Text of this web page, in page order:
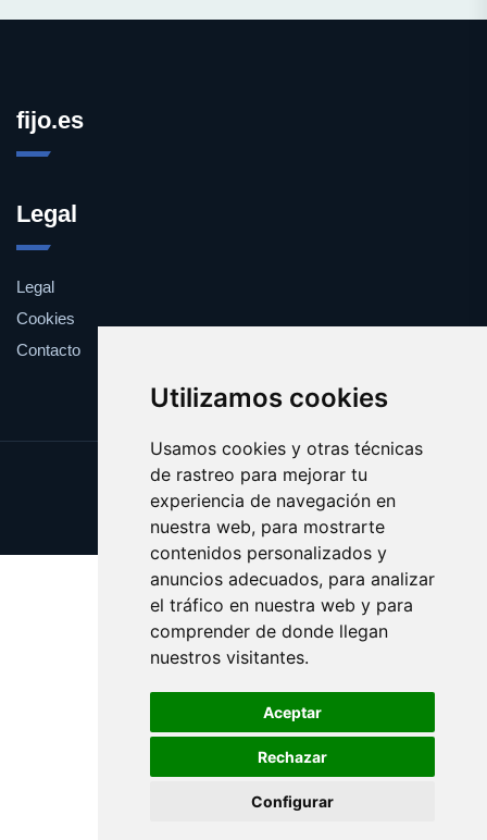
Utilizamos cookies
Usamos cookies y otras técnicas
de rastreo para mejorar tu
experiencia de navegación en
nuestra web, para mostrarte
contenidos personalizados y
anuncios adecuados, para analizar
el tráfico en nuestra web y para
comprender de donde llegan
nuestros visitantes.
Aceptar
Rechazar
Configurar
fijo.es
Legal
Legal
Cookies
Contacto
Update cookies preferences
Copyright © 2025 fijo.es